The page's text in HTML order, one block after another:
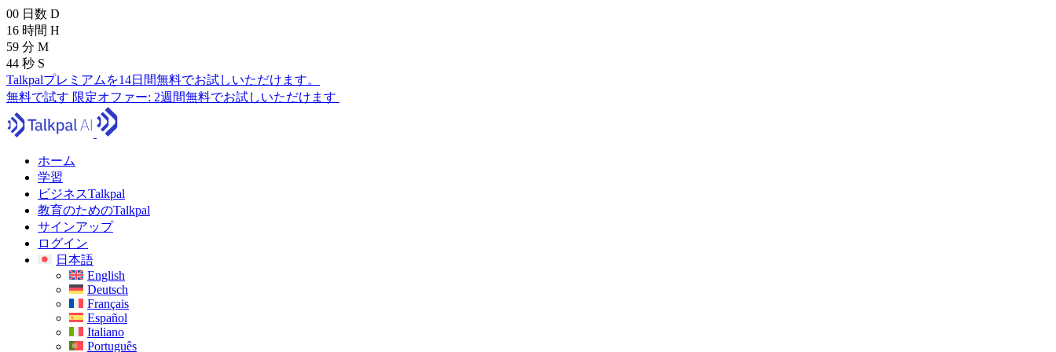
00 日数 D
16 時間 H
59 分 M
42 秒 S
Talkpalプレミアムを14日間無料でお試しいただけます。
無料で試す 限定オファー: 2週間無料でお試しいただけます
ホーム
学習
ビジネスTalkpal
教育のためのTalkpal
サインアップ
ログイン
日本語
English
Deutsch
Français
Español
Italiano
Português